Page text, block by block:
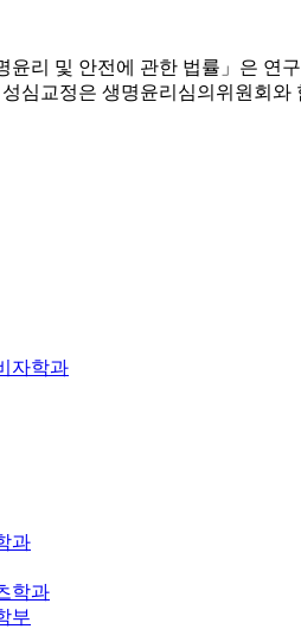
윤리 및 안전에 관한 법률」은 연
심교정은 생명윤리심의위원회
자학과
과
학과
부